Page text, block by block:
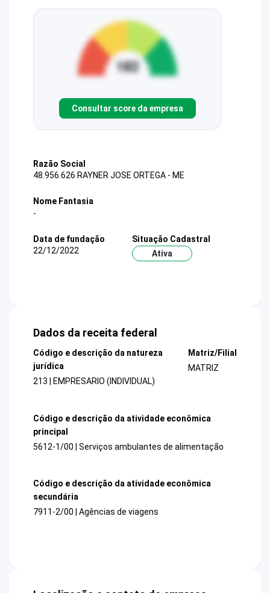
Consultar score da empresa
Razão Social
48.956.626 RAYNER JOSE ORTEGA - ME
Nome Fantasia
-
Data de fundação
22/12/2022
Situação Cadastral
Ativa
Dados da receita federal
Código e descrição da natureza
jurídica
213 | EMPRESARIO (INDIVIDUAL)
Matriz/Filial
MATRIZ
Código e descrição da atividade econômica
principal
5612-1/00 | Serviços ambulantes de alimentação
Código e descrição da atividade econômica
secundária
7911-2/00 | Agências de viagens